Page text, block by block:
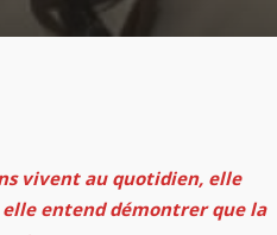
vivent au quotidien, elle
elle entend démontrer que la